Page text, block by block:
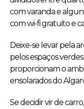
com varanda e
com wi-fi gratuito e
Deixe-se levar pela
pelos espaços
proporcionam o
ensolarados do
Se decidir vir de